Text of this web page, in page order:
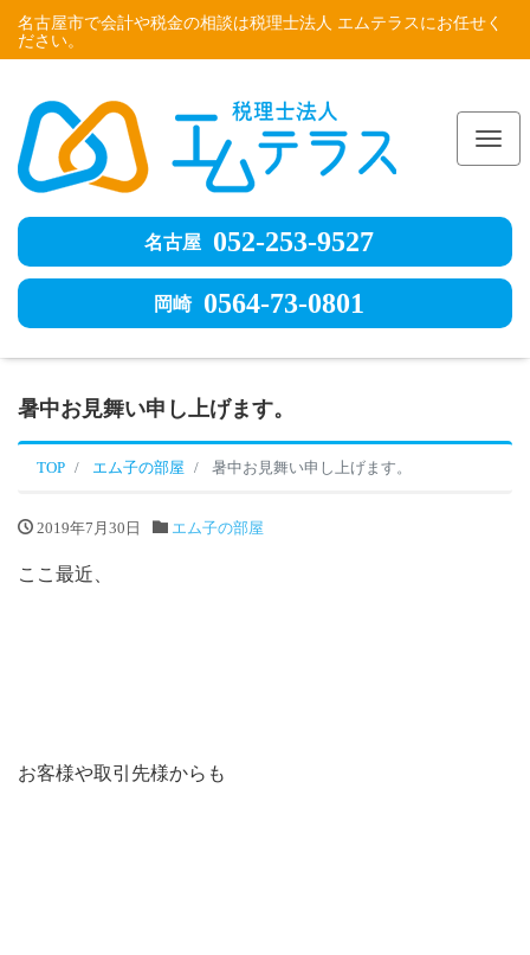
名古屋市で会計や税金の相談は税理士法人 エムテラスにお任せく
ださい。
名古屋 052-253-9527
岡崎 0564-73-0801
暑中お見舞い申し上げます。
TOP エム子の部屋 暑中お見舞い申し上げます。
2019年7月30日 エム子の部屋
ここ最近、
お客様や取引先様からも